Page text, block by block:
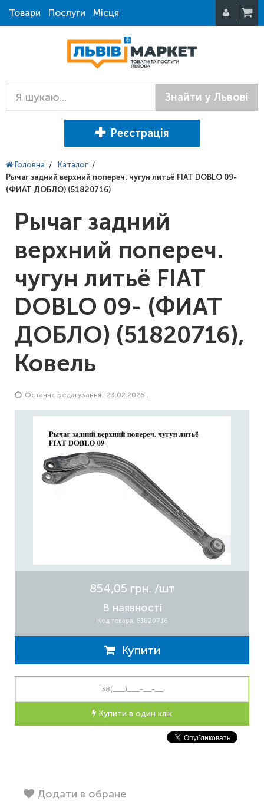
Товари Послуги Місця
Знайти у Львові
Реєстрація
Головна / Каталог /
Рычаг задний верхний попереч. чугун литьё FIAT DOBLO 09-
(ФИАТ ДОБЛО) (51820716)
Рычаг задний
верхний попереч.
чугун литьё FIAT
DOBLO 09- (ФИАТ
ДОБЛО) (51820716),
Ковель
Останнє редагування : 23.02.2026 .
854,05 грн. /шт
В наявності
Код товара: 51820716
Купити
Купити в один клік
Додати в обране